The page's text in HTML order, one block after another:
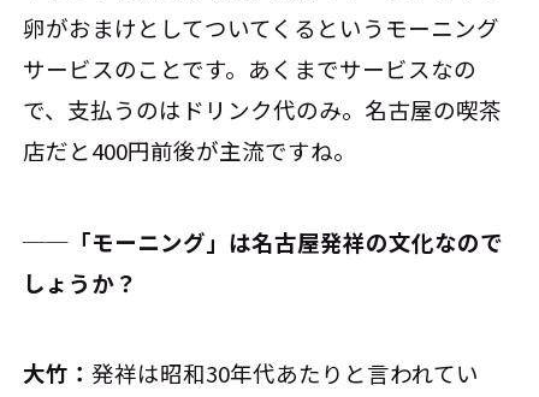
卵がおまけとしてついてくるというモーニング
サービスのことです。あくまでサービスなの
で、支払うのはドリンク代のみ。名古屋の喫茶
店だと400円前後が主流ですね。
──「モーニング」は名古屋発祥の文化なので
しょうか？
大竹：発祥は昭和30年代あたりと言われてい